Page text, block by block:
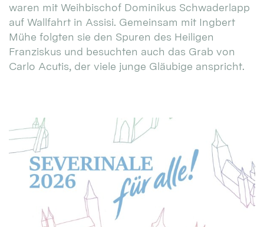
waren mit Weihbischof Dominikus Schwaderlapp
auf Wallfahrt in Assisi. Gemeinsam mit Ingbert
Mühe folgten sie den Spuren des Heiligen
Franziskus und besuchten auch das Grab von
Carlo Acutis, der viele junge Gläubige anspricht.